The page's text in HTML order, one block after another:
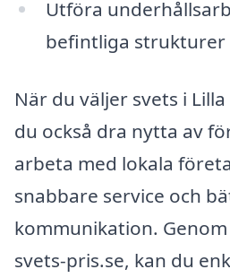
Utföra
befintliga strukturer
När du väljer svets i
du också dra nytta av
arbeta med lokala
snabbare service och
kommunikation.
svets-pris.se, kan du